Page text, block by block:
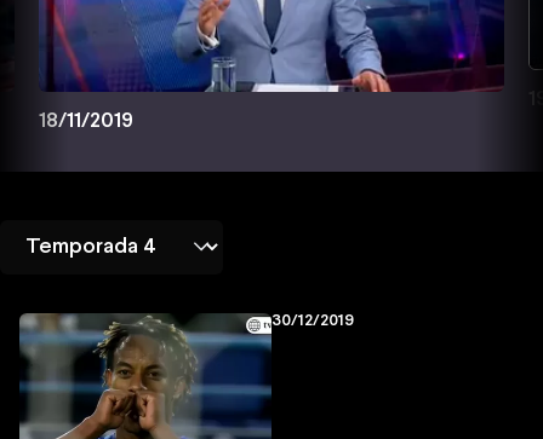
18/11/2019
30/12/2019